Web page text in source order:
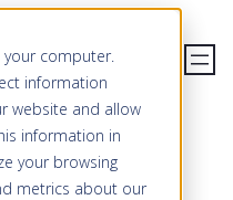
computer.
information
website and allow
information in
your browsing
metrics about our